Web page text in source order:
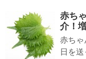
赤ち
介！
赤ちゃ
日を